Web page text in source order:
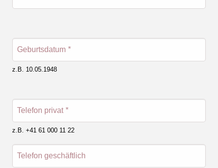
Geburtsdatum *
z.B. 10.05.1948
Telefon privat *
z.B. +41 61 000 11 22
Telefon geschäftlich